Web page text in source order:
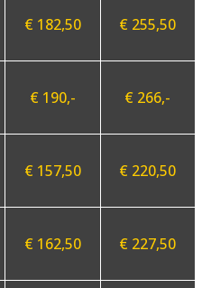
€ 182,50 € 255,50
€ 190,- € 266,-
€ 157,50 € 220,50
€ 162,50 € 227,50